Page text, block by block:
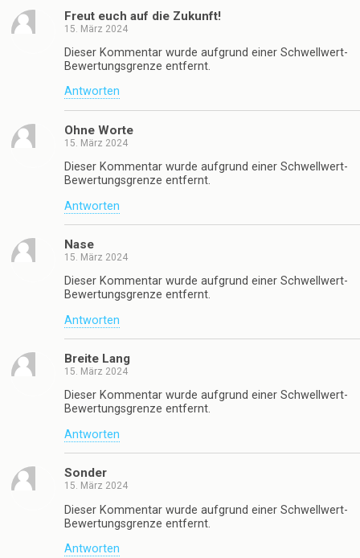
Freut euch auf die Zukunft!
15. März 2024
Dieser Kommentar wurde aufgrund einer Schwellwert-
Bewertungsgrenze entfernt.
Antworten
Ohne Worte
15. März 2024
Dieser Kommentar wurde aufgrund einer Schwellwert-
Bewertungsgrenze entfernt.
Antworten
Nase
15. März 2024
Dieser Kommentar wurde aufgrund einer Schwellwert-
Bewertungsgrenze entfernt.
Antworten
Breite Lang
15. März 2024
Dieser Kommentar wurde aufgrund einer Schwellwert-
Bewertungsgrenze entfernt.
Antworten
Sonder
15. März 2024
Dieser Kommentar wurde aufgrund einer Schwellwert-
Bewertungsgrenze entfernt.
Antworten